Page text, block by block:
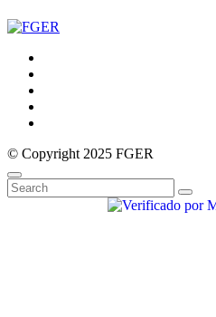
© Copyright 2025 FGER